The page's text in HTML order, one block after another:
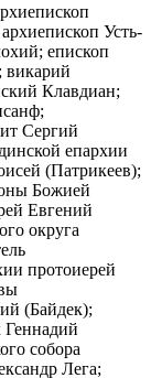
Усть-
епископ
Клавдиан;
Сергий
епархии
(Патрикеев);
Божией
Евгений
округа
протоиерей
(Байдек);
Геннадий
собора
Лега;